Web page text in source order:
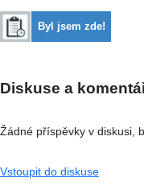
Byl jsem zde!
Diskuse a
Žádné příspěvky v diskusi,
Vstoupit do diskuse